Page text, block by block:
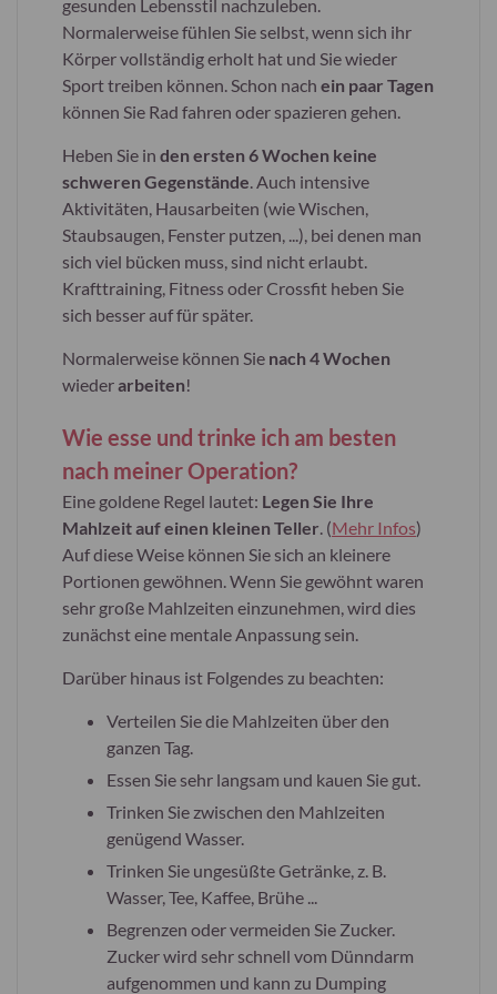
gesunden Lebensstil nachzuleben.
Normalerweise fühlen Sie selbst, wenn sich ihr
Körper vollständig erholt hat und Sie wieder
Sport treiben können. Schon nach ein paar Tagen
können Sie Rad fahren oder spazieren gehen.
Heben Sie in den ersten 6 Wochen keine
schweren Gegenstände . Auch intensive
Aktivitäten, Hausarbeiten (wie Wischen,
Staubsaugen, Fenster putzen, ...), bei denen man
sich viel bücken muss, sind nicht erlaubt.
Krafttraining, Fitness oder Crossfit heben Sie
sich besser auf für später.
Normalerweise können Sie nach 4 Wochen
wiederarbeiten!
Wie esse und trinke ich am besten
nach meiner Operation?
Eine goldene Regel lautet: Legen Sie Ihre
Mahlzeit auf einen kleinen Teller. (Mehr Infos)
Auf diese Weise können Sie sich an kleinere
Portionen gewöhnen. Wenn Sie gewöhnt waren
sehr große Mahlzeiten einzunehmen, wird dies
zunächst eine mentale Anpassung sein.
Darüber hinaus ist Folgendes zu beachten:
Verteilen Sie die Mahlzeiten über den
ganzen Tag.
Essen Sie sehr langsam und kauen Sie gut.
Trinken Sie zwischen den Mahlzeiten
genügend Wasser.
Trinken Sie ungesüßte Getränke, z. B.
Wasser, Tee, Kaffee, Brühe ...
Begrenzen oder vermeiden Sie Zucker.
Zucker wird sehr schnell vom Dünndarm
aufgenommen und kann zu Dumping